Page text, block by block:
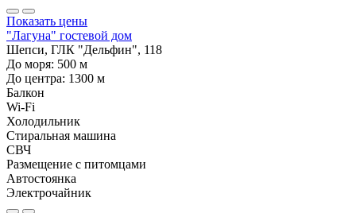
Показать цены
"Лагуна" гостевой дом
Шепси, ГЛК "Дельфин", 118
До моря: 500 м
До центра: 1300 м
Балкон
Wi-Fi
Холодильник
Стиральная машина
СВЧ
Размещение с питомцами
Автостоянка
Электрочайник